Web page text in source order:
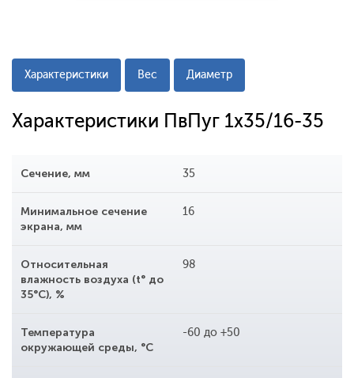
Характеристики Вес Диаметр
Характеристики ПвПуг 1x35/16-35
Сечение, мм 35
Минимальное сечение
экрана, мм
16
Относительная
влажность воздуха (t° до
35°С), %
98
Температура
окружающей среды, °С
-60 до +50